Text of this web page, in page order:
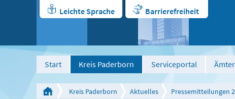
Leichte Sprache Barrierefreiheit
Start Kreis Paderborn Serviceportal
Kreis Paderborn Aktuelles Pressemitteilungen